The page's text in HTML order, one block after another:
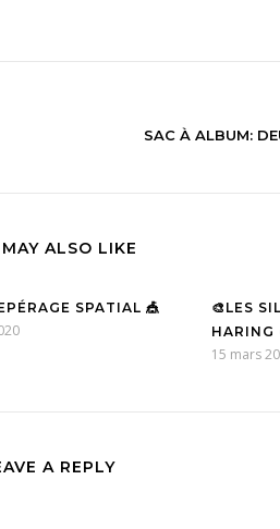
SAC À ALBUM:
ALSO LIKE
SPATIAL 🎪
🎨LES
HARING
15 mars
A REPLY